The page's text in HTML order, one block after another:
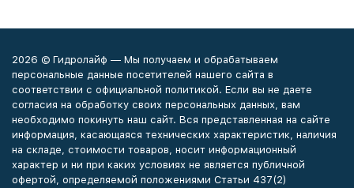
2026 © Гидролайф — Мы получаем и обрабатываем
персональные данные посетителей нашего сайта в
соответствии с официальной политикой. Если вы не даете
согласия на обработку своих персональных данных, вам
необходимо покинуть наш сайт. Вся представленная на сайте
информация, касающаяся технических характеристик, наличия
на складе, стоимости товаров, носит информационный
характер и ни при каких условиях не является публичной
офертой, определяемой положениями Статьи 437(2)